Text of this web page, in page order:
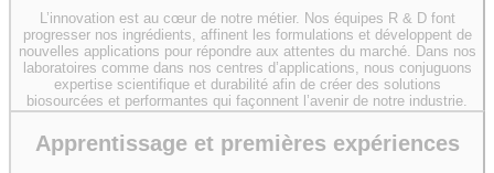
L’innovation est au cœur de notre métier. Nos équipes R & D font
progresser nos ingrédients, affinent les formulations et développent de
nouvelles applications pour répondre aux attentes du marché. Dans nos
laboratoires comme dans nos centres d’applications, nous conjuguons
expertise scientifique et durabilité afin de créer des solutions
biosourcées et performantes qui façonnent l’avenir de notre industrie.
Apprentissage et premières expériences